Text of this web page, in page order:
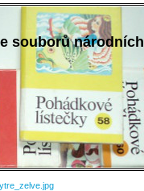
souborů